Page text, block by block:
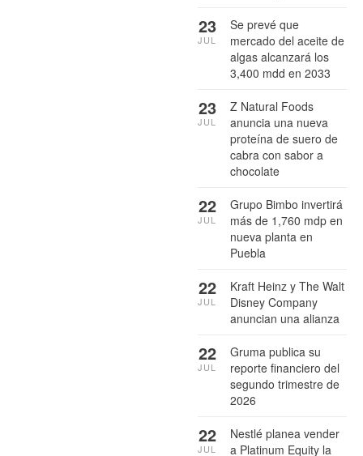
Se prevé que
mercado del aceite de
algas alcanzará los
3,400 mdd en 2033
23
JUL
Z Natural Foods
anuncia una nueva
proteína de suero de
cabra con sabor a
chocolate
23
JUL
Grupo Bimbo invertirá
más de 1,760 mdp en
nueva planta en
Puebla
22
JUL
Kraft Heinz y The Walt
Disney Company
anuncian una alianza
22
JUL
Gruma publica su
reporte financiero del
segundo trimestre de
2026
22
JUL
Nestlé planea vender
a Platinum Equity la
22
JUL